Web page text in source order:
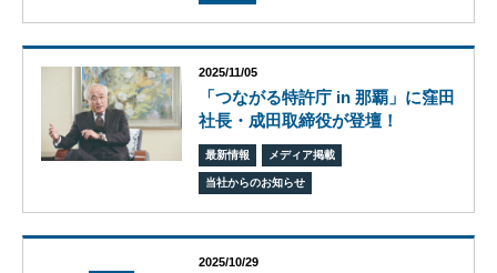
社
概
要
ロー
バル
ネッ
ワー
2025/11/05
「つながる特許庁 in 那覇」に窪田
社長・成田取締役が登壇！
最新情報 メディア掲載
当社からのお知らせ
2025/10/29